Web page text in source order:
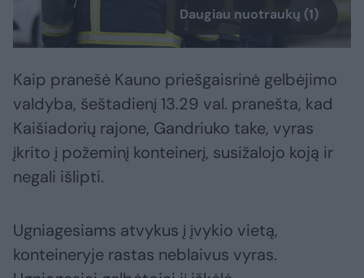
Daugiau nuotraukų (1)
Kaip pranešė Kauno priešgaisrinė gelbėjimo
valdyba, šeštadienį 13.29 val. pranešta, kad
Kaišiadorių rajone, Gandriuko take, vyras
įkrito į požeminį konteinerį, susižalojo koją ir
negali išlipti.
Ugniagesiams atvykus į įvykio vietą,
konteineryje rastas neblaivus vyras.